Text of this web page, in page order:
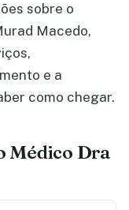
sobre o
Macedo,
e a
como chegar.
Médico Dra